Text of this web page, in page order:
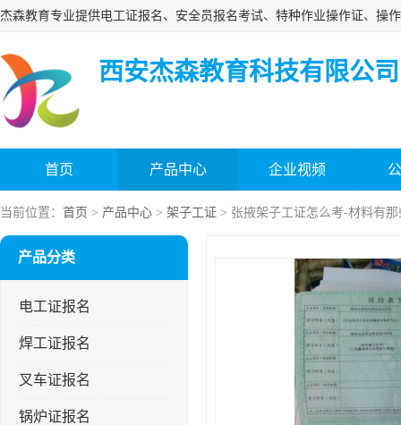
西安杰森教育科技有限公司
首页 产品中心 企业视频
当前位置： 首页 > 产品中心 > 架子工证 > 张掖架子工证怎么考-材料有那
产品分类
电工证报名
焊工证报名
叉车证报名
锅炉证报名